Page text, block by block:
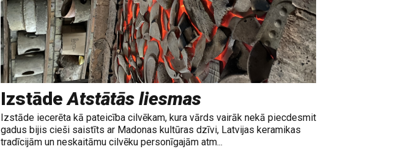
IzstādeAtstātās liesmas
Izstāde iecerēta kā pateicība cilvēkam, kura vārds vairāk nekā piecdesmit
gadus bijis cieši saistīts ar Madonas kultūras dzīvi, Latvijas keramikas
tradīcijām un neskaitāmu cilvēku personīgajām atm...